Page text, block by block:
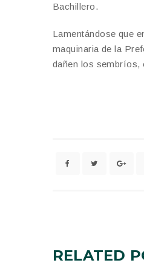
Bachillero.
Lamentándose que
maquinaria de la
dañen los sembríos,
RELATED